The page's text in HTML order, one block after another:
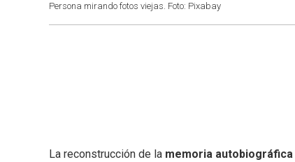
Persona mirando fotos viejas. Foto: Pixabay
La reconstrucción de la memoria autobiográfica